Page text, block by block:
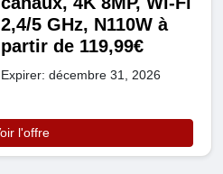
2,4/5 GHz, N110W à
partir de 119,99€
Expirer: décembre 31, 2026
l'offre